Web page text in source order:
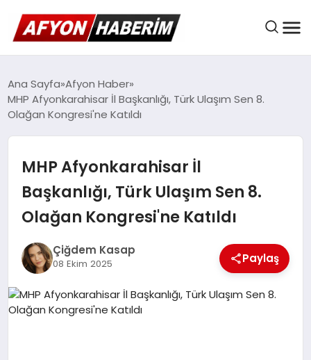
AFYON HABER
GÜNDEM
BELEDIYELER
DÜNYA
Ana Sayfa Afyon Haber
MHP Afyonkarahisar İl Başkanlığı, Türk Ulaşım Sen 8.
Olağan Kongresi'ne Katıldı
MHP Afyonkarahisar İl
Başkanlığı, Türk Ulaşım Sen 8.
Olağan Kongresi'ne Katıldı
Çiğdem Kasap
08 Ekim 2025 Paylaş